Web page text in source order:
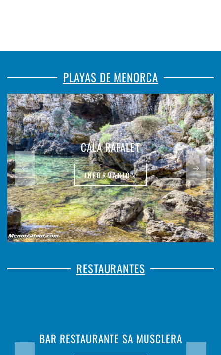
PLAYAS DE MENORCA
CALA RAFALET
INFORMACIÓN
RESTAURANTES
BAR RESTAURANTE SA MUSCLERA